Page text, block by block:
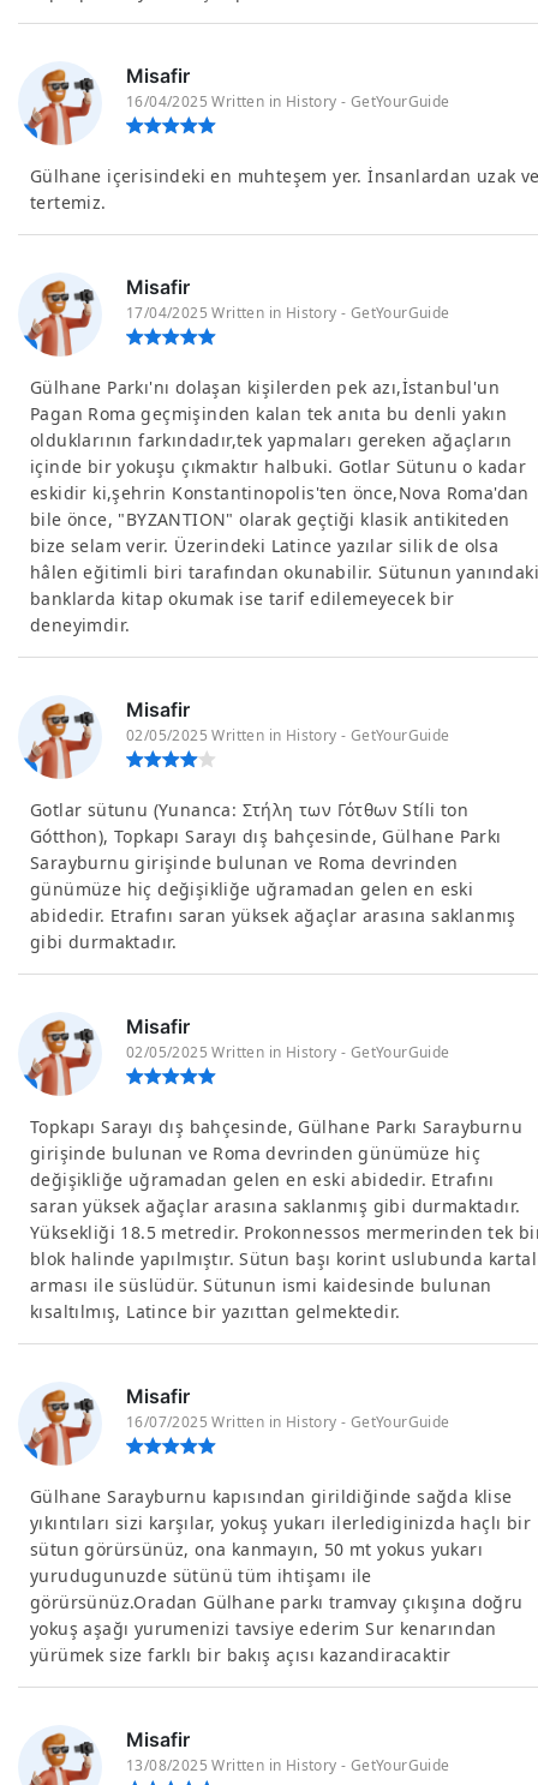
Misafir
16/04/2025 Written in History - GetYourGuide
Gülhane içerisindeki en muhteşem yer. İnsanlardan uzak
tertemiz.
Misafir
17/04/2025 Written in History - GetYourGuide
Gülhane Parkı'nı dolaşan kişilerden pek azı,İstanbul'un
Pagan Roma geçmişinden kalan tek anıta bu denli yakın
olduklarının farkındadır,tek yapmaları gereken ağaçların
içinde bir yokuşu çıkmaktır halbuki. Gotlar Sütunu o kadar
eskidir ki,şehrin Konstantinopolis'ten önce,Nova Roma'dan
bile önce, "BYZANTION" olarak geçtiği klasik antikiteden
bize selam verir. Üzerindeki Latince yazılar silik de olsa
hâlen eğitimli biri tarafından okunabilir. Sütunun yanındaki
banklarda kitap okumak ise tarif edilemeyecek bir
deneyimdir.
Misafir
02/05/2025 Written in History - GetYourGuide
Gotlar sütunu (Yunanca: Στήλη των Γότθων Stíli ton
Gótthon), Topkapı Sarayı dış bahçesinde, Gülhane Parkı
Sarayburnu girişinde bulunan ve Roma devrinden
günümüze hiç değişikliğe uğramadan gelen en eski
abidedir. Etrafını saran yüksek ağaçlar arasına saklanmış
gibi durmaktadır.
Misafir
02/05/2025 Written in History - GetYourGuide
Topkapı Sarayı dış bahçesinde, Gülhane Parkı Sarayburnu
girişinde bulunan ve Roma devrinden günümüze hiç
değişikliğe uğramadan gelen en eski abidedir. Etrafını
saran yüksek ağaçlar arasına saklanmış gibi durmaktadır.
Yüksekliği 18.5 metredir. Prokonnessos mermerinden tek
blok halinde yapılmıştır. Sütun başı korint uslubunda kartal
arması ile süslüdür. Sütunun ismi kaidesinde bulunan
kısaltılmış, Latince bir yazıttan gelmektedir.
Misafir
16/07/2025 Written in History - GetYourGuide
Gülhane Sarayburnu kapısından girildiğinde sağda klise
yıkıntıları sizi karşılar, yokuş yukarı ilerlediginizda haçlı bir
sütun görürsünüz, ona kanmayın, 50 mt yokus yukarı
yurudugunuzde sütünü tüm ihtişamı ile
görürsünüz.Oradan Gülhane parkı tramvay çıkışına doğru
yokuş aşağı yurumenizi tavsiye ederim Sur kenarından
yürümek size farklı bir bakış açısı kazandiracaktir
Misafir
13/08/2025 Written in History - GetYourGuide